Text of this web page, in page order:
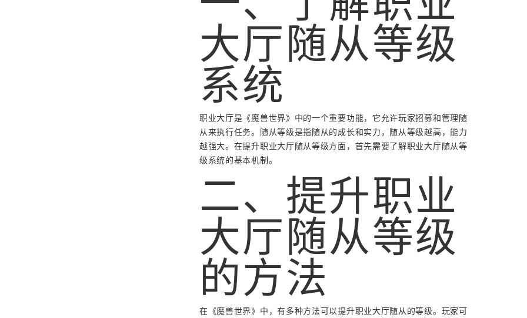
大厅随从等级
系统
职业大厅是《魔兽世界》中的一个重要功能，它允许玩家招募和管理随
从来执行任务。随从等级是指随从的成长和实力，随从等级越高，能力
越强大。在提升职业大厅随从等级方面，首先需要了解职业大厅随从等
级系统的基本机制。
二、提升职业
大厅随从等级
的方法
在《魔兽世界》中，有多种方法可以提升职业大厅随从的等级。玩家可